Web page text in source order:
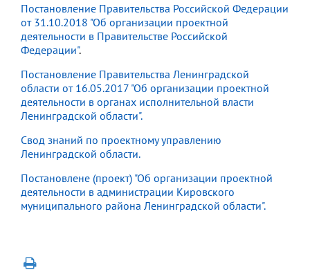
Постановление Правительства Российской Федерации
от 31.10.2018 "Об организации проектной
деятельности в Правительстве Российской
Федерации".
Постановление Правительства Ленинградской
области от 16.05.2017 "Об организации проектной
деятельности в органах исполнительной власти
Ленинградской области".
Свод знаний по проектному управлению
Ленинградской области.
Постановлене (проект) "Об организации проектной
деятельности в администрации Кировского
муниципального района Ленинградской области".